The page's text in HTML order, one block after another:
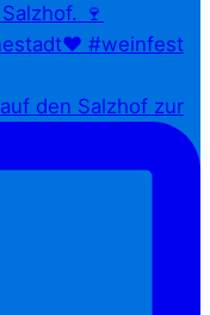
den Salzhof zur